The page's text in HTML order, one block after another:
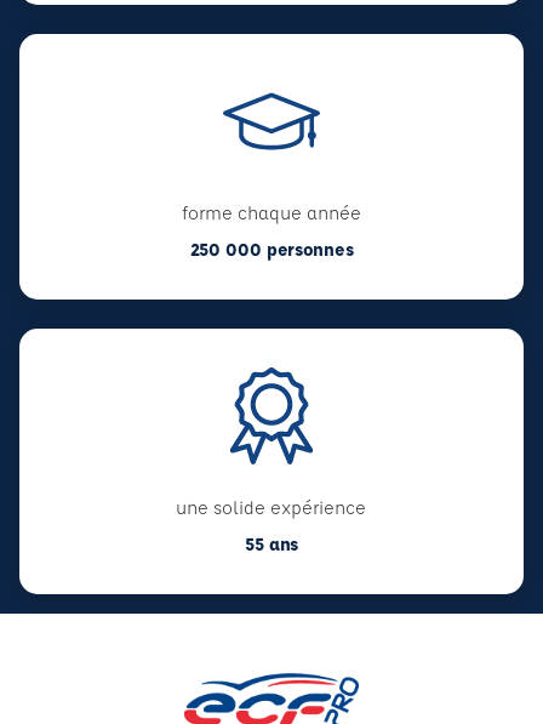
forme chaque année
250 000 personnes
une solide expérience
55 ans